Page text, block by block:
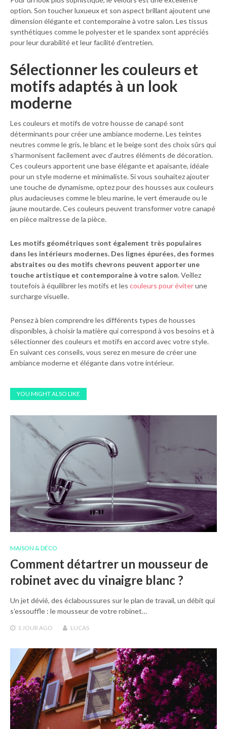
option. Son toucher luxueux et son aspect brillant ajoutent une
dimension élégante et contemporaine à votre salon. Les tissus
synthétiques comme le polyester et le spandex sont appréciés
pour leur durabilité et leur facilité d’entretien.
Sélectionner les couleurs et
motifs adaptés à un look
moderne
Les couleurs et motifs de votre housse de canapé sont
déterminants pour créer une ambiance moderne. Les teintes
neutres comme le gris, le blanc et le beige sont des choix sûrs qui
s’harmonisent facilement avec d’autres éléments de décoration.
Ces couleurs apportent une base élégante et apaisante, idéale
pour un style moderne et minimaliste. Si vous souhaitez ajouter
une touche de dynamisme, optez pour des housses aux couleurs
plus audacieuses comme le bleu marine, le vert émeraude ou le
jaune moutarde. Ces couleurs peuvent transformer votre canapé
en pièce maîtresse de la pièce.
Les motifs géométriques sont également très populaires
dans les intérieurs modernes. Des lignes épurées, des formes
abstraites ou des motifs chevrons peuvent apporter une
touche artistique et contemporaine à votre salon. Veillez
toutefois à équilibrer les motifs et les couleurs pour éviterune
surcharge visuelle.
Pensez à bien comprendre les différents types de housses
disponibles, à choisir la matière qui correspond à vos besoins et à
sélectionner des couleurs et motifs en accord avec votre style.
En suivant ces conseils, vous serez en mesure de créer une
ambiance moderne et élégante dans votre intérieur.
YOU MIGHT ALSO LIKE
MAISON & DÉCO
Comment détartrer un mousseur de
robinet avec du vinaigre blanc ?
Un jet dévié, des éclaboussures sur le plan de travail, un débit qui
s’essouffle : le mousseur de votre robinet…
1 JOUR AGO LUCAS